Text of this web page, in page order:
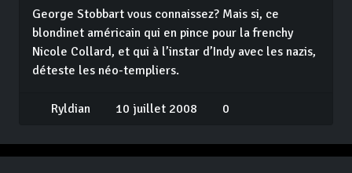
George Stobbart vous connaissez? Mais si, ce
blondinet américain qui en pince pour la frenchy
Nicole Collard, et qui à l’instar d’Indy avec les nazis,
déteste les néo-templiers.
Ryldian 10 juillet 2008 0